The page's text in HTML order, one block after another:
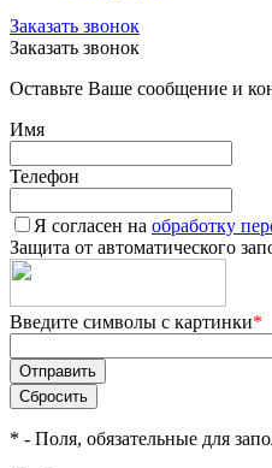
Заказать звонок
Заказать звонок
Оставьте Ваше сообщение и
Имя
Телефон
Я согласен на обработку
Защита от автоматического
Введите символы с картинки*
* - Поля, обязательные для